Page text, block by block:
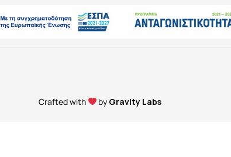
Crafted with by Gravity Labs